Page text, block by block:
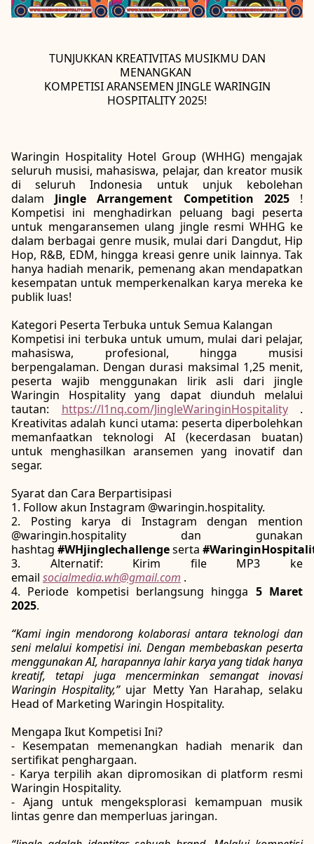
TUNJUKKAN KREATIVITAS MUSIKMU DAN
MENANGKAN
KOMPETISI ARANSEMEN JINGLE WARINGIN
HOSPITALITY 2025!
Waringin Hospitality Hotel Group (WHHG) mengajak
seluruh musisi, mahasiswa, pelajar, dan kreator musik
di seluruh Indonesia untuk unjuk kebolehan
dalam Jingle Arrangement Competition 2025!
Kompetisi ini menghadirkan peluang bagi peserta
untuk mengaransemen ulang jingle resmi WHHG ke
dalam berbagai genre musik, mulai dari Dangdut, Hip
Hop, R&B, EDM, hingga kreasi genre unik lainnya. Tak
hanya hadiah menarik, pemenang akan mendapatkan
kesempatan untuk memperkenalkan karya mereka ke
publik luas!
Kategori Peserta Terbuka untuk Semua Kalangan
Kompetisi ini terbuka untuk umum, mulai dari pelajar,
mahasiswa, profesional, hingga musisi
berpengalaman. Dengan durasi maksimal 1,25 menit,
peserta wajib menggunakan lirik asli dari jingle
Waringin Hospitality yang dapat diunduh melalui
tautan: https://l1nq.com/JingleWaringinHospitality.
Kreativitas adalah kunci utama: peserta diperbolehkan
memanfaatkan teknologi AI (kecerdasan buatan)
untuk menghasilkan aransemen yang inovatif dan
segar.
Syarat dan Cara Berpartisipasi
1. Follow akun Instagram @waringin.hospitality.
2. Posting karya di Instagram dengan mention
@waringin.hospitality dan gunakan
hashtag #WHjinglechallengeserta
3. Alternatif: Kirim file MP3 ke
email socialmedia.wh@gmail.com .
4. Periode kompetisi berlangsung hingga 5 Maret
2025.
“Kami ingin mendorong kolaborasi antara teknologi dan
seni melalui kompetisi ini. Dengan membebaskan peserta
menggunakan AI, harapannya lahir karya yang tidak hanya
kreatif, tetapi juga mencerminkan semangat inovasi
Waringin Hospitality,”ujar Metty Yan Harahap, selaku
Head of Marketing Waringin Hospitality.
Mengapa Ikut Kompetisi Ini?
- Kesempatan memenangkan hadiah menarik dan
sertifikat penghargaan.
- Karya terpilih akan dipromosikan di platform resmi
Waringin Hospitality.
- Ajang untuk mengeksplorasi kemampuan musik
lintas genre dan memperluas jaringan.